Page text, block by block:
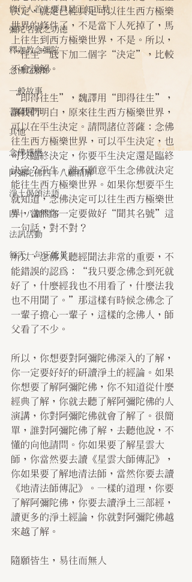
修行人首先要具足正知正見
彌陀名號之功德
釋迦教念彌陀
念佛之勝妙
一般故事
菩薩開示
其他
念佛感應
阿彌陀佛四十八願精解
淨土偈頌法語
四十八願問答
法訊活動
每天一句正能量
決定，就是已經具足可以往生西方極樂
世界的條件了，不是當下人死掉了，馬
上往生到西方極樂世界，不是。所以，
“往生”底下加二個字“決定”，比較
不會誤解。
“即得往生”，魏譯用“即得往生”，
讓我們明白，原來往生西方極樂世界，
可以在平生決定。請問諸位菩薩：念佛
往生西方極樂世界，可以平生決定，也
可以臨終決定，你要平生決定還是臨終
決定？平生。誰不願意平生念佛就決定
能往生西方極樂世界。如果你想要平生
就知道，念佛決定可以往生西方極樂世
界，當然你一定要做好“聞其名號”這
一句話，對不對？
所以，念佛人聽經聞法非常的重要，不
能錯誤的認為：“我只要念佛念到死就
好了，什麼經我也不用看了，什麼法我
也不用聞了。”那這樣有時候念佛念了
一輩子擔心一輩子，這樣的念佛人，師
父看了不少。
所以，你想要對阿彌陀佛深入的了解，
你一定要好好的研讀淨土的經論。如果
你想要了解阿彌陀佛，你不知道從什麼
經典了解，你就去聽了解阿彌陀佛的人
演講，你對阿彌陀佛就會了解了。很簡
單，誰對阿彌陀佛了解，去聽他說，不
懂的向他請問。你如果要了解星雲大
師，你當然要去讀《星雲大師傳記》，
你如果要了解地清法師，當然你要去讀
《地清法師傳記》。一樣的道理，你要
了解阿彌陀佛，你要去讀淨土三部經，
讀更多的淨土經論，你就對阿彌陀佛越
來越了解。
隨願皆生，易往而無人